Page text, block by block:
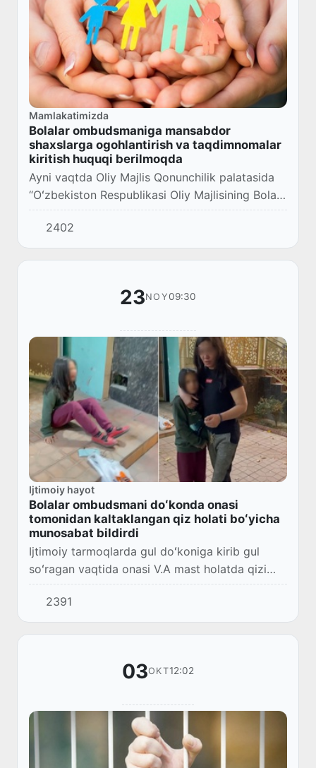
Mamlakatimizda
Bolalar ombudsmaniga mansabdor
shaxslarga ogohlantirish va taqdimnomalar
kiritish huquqi berilmoqda
Ayni vaqtda Oliy Majlis Qonunchilik palatasida
“Oʻzbekiston Respublikasi Oliy Majlisining Bola
huquqlari boʻyicha vakili (Bolalar ombudsmani)
toʻgʻrisida”gi qonun loyihasi ikkinchi...
2402
23NOY09:30
Ijtimoiy hayot
Bolalar ombudsmani doʻkonda onasi
tomonidan kaltaklangan qiz holati boʻyicha
munosabat bildirdi
Ijtimoiy tarmoqlarda gul doʻkoniga kirib gul
soʻragan vaqtida onasi V.A mast holatda qizi
V.I.ni haqoratlab, urgani boʻyicha videoxabarlari
tarqaldi.
2391
03OKT12:02